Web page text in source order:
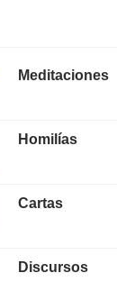
Meditaciones
Homilías
Cartas
Discursos